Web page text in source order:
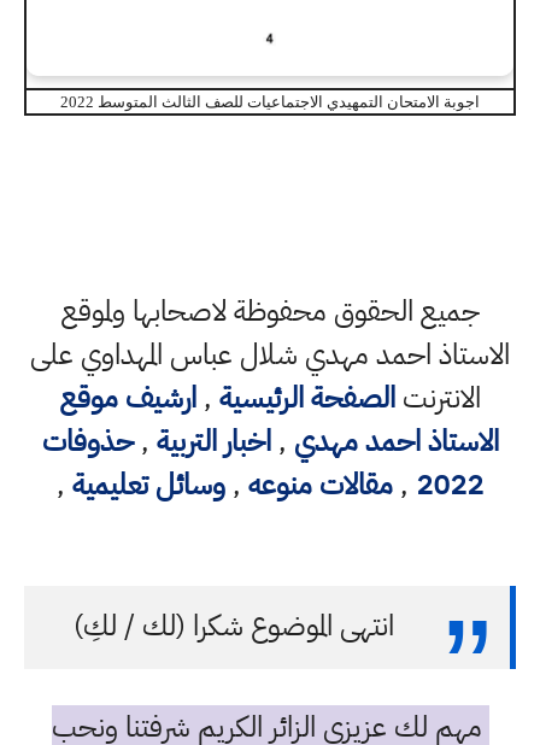
اجوبة الامتحان التمهيدي الاجتماعيات للصف الثالث المتوسط 2022
جميع الحقوق محفوظة لاصحابها ولموقع
الاستاذ احمد مهدي شلال عباس المهداوي على
الانترنتالصفحة الرئيسية ,ارشيف موقع
الاستاذ احمد مهدي ,اخبار التربية ,حذوفات
2022
,مقالات منوعه ,وسائل تعليمية ,
انتهى الموضوع شكرا (لك / لكِ)
مهم لك عزيزي الزائر الكريم شرفتنا ونحب